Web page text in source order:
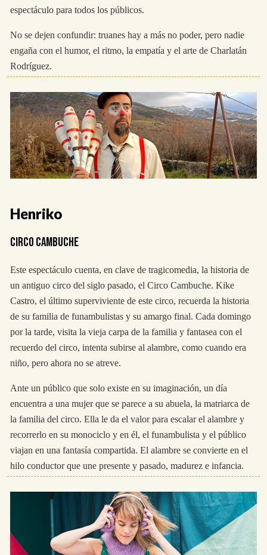
espectáculo para todos los públicos.
No se dejen confundir: truanes hay a más no poder, pero nadie
engaña con el humor, el ritmo, la empatía y el arte de Charlatán
Rodríguez.
Henriko
CIRCO CAMBUCHE
Este espectáculo cuenta, en clave de tragicomedia, la historia de
un antiguo circo del siglo pasado, el Circo Cambuche. Kike
Castro, el último superviviente de este circo, recuerda la historia
de su familia de funambulistas y su amargo final. Cada domingo
por la tarde, visita la vieja carpa de la familia y fantasea con el
recuerdo del circo, intenta subirse al alambre, como cuando era
niño, pero ahora no se atreve.
Ante un público que solo existe en su imaginación, un día
encuentra a una mujer que se parece a su abuela, la matriarca de
la familia del circo. Ella le da el valor para escalar el alambre y
recorrerlo en su monociclo y en él, el funambulista y el público
viajan en una fantasía compartida. El alambre se convierte en el
hilo conductor que une presente y pasado, madurez e infancia.